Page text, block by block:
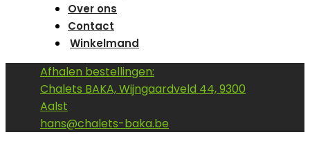
Over ons
Contact
Winkelmand
Afhalen bestellingen:
Chalets BAKA, Wijngaardveld 44, 9300
Aalst
hans@chalets-baka.be